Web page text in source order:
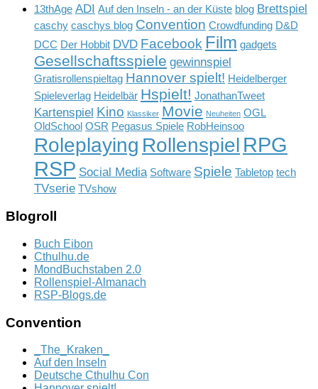
13thAge ADI Auf den Inseln - an der Küste blog Brettspiel
caschy caschys blog Convention Crowdfunding D&D
DCC Der Hobbit DVD Facebook Film gadgets
Gesellschaftsspiele gewinnspiel
Gratisrollenspieltag Hannover spielt! Heidelberger
Spieleverlag Heidelbär Hspielt! JonathanTweet
Kartenspiel Kino Klassiker Movie Neuheiten OGL
OldSchool OSR Pegasus Spiele RobHeinsoo
Roleplaying Rollenspiel RPG
RSP Social Media Software Spiele Tabletop tech
TVserie TVshow
Blogroll
Buch Eibon
Cthulhu.de
MondBuchstaben 2.0
Rollenspiel-Almanach
RSP-Blogs.de
Convention
_The_Kraken_
Auf den Inseln
Deutsche Cthulhu Con